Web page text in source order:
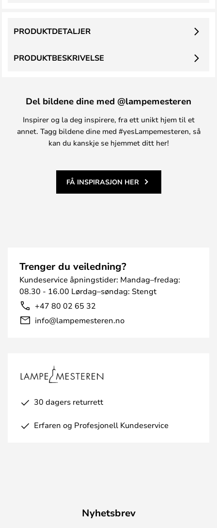
PRODUKTBESKRIVELSE
PRODUKTDETALJER
Del bildene dine med @lampemesteren
Inspirer og la deg inspirere, fra ett unikt hjem til et
annet. Tagg bildene dine med #yesLampemesteren, så
kan du kanskje se hjemmet ditt her!
FÅ INSPIRASJON HER
Trenger du veiledning?
Kundeservice åpningstider: Mandag–fredag:
08.30 - 16.00 Lørdag–søndag: Stengt
+47 80 02 65 32
info@lampemesteren.no
30 dagers returrett
Erfaren og Profesjonell Kundeservice
Nyhetsbrev